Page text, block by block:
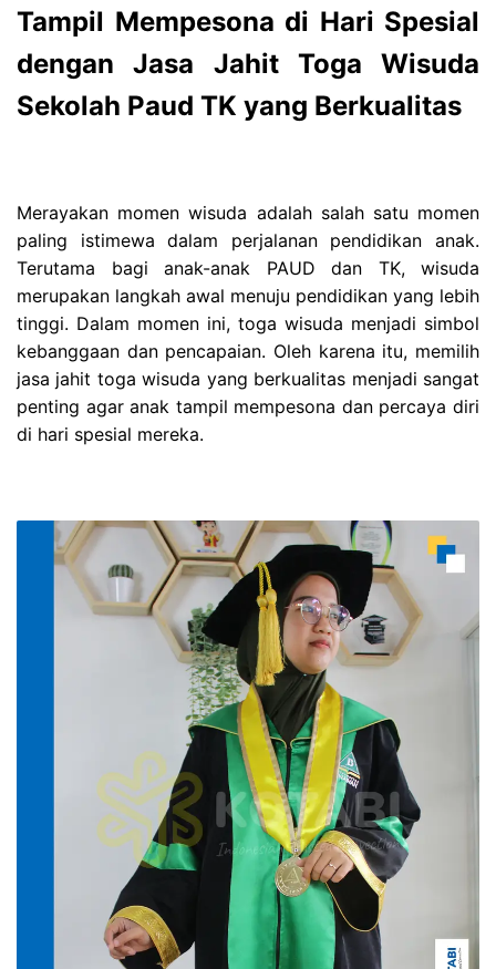
Tampil Mempesona di Hari Spesial
dengan Jasa Jahit Toga Wisuda
Sekolah Paud TK yang Berkualitas
Merayakan momen wisuda adalah salah satu momen
paling istimewa dalam perjalanan pendidikan anak.
Terutama bagi anak-anak PAUD dan TK, wisuda
merupakan langkah awal menuju pendidikan yang lebih
tinggi. Dalam momen ini, toga wisuda menjadi simbol
kebanggaan dan pencapaian. Oleh karena itu, memilih
jasa jahit toga wisuda yang berkualitas menjadi sangat
penting agar anak tampil mempesona dan percaya diri
di hari spesial mereka.